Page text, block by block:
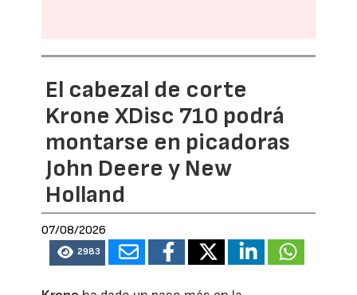
El cabezal de corte
Krone XDisc 710 podrá
montarse en picadoras
John Deere y New
Holland
07/08/2026
2983